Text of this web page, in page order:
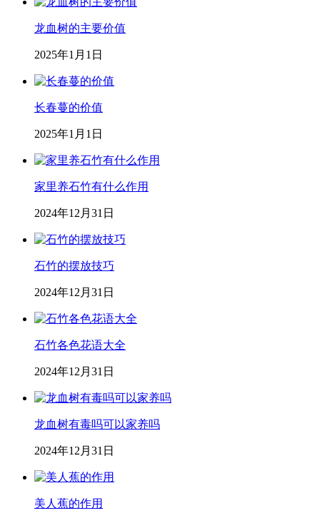
龙血树的主要价值
2025年1月1日
长春蔓的价值
2025年1月1日
家里养石竹有什么作用
2024年12月31日
石竹的摆放技巧
2024年12月31日
石竹各色花语大全
2024年12月31日
龙血树有毒吗可以家养吗
2024年12月31日
美人蕉的作用